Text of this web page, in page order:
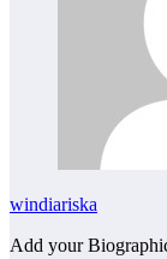
windiariska
Add your